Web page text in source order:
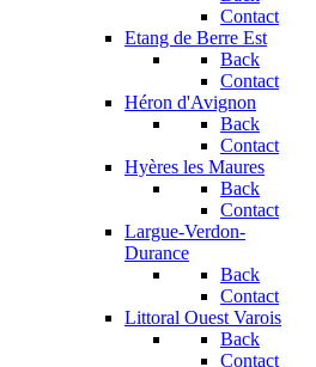
Contact
Etang de Berre Est
Back
Contact
Héron d'Avignon
Back
Contact
Hyères les Maures
Back
Contact
Largue-Verdon-
Durance
Back
Contact
Littoral Ouest Varois
Back
Contact